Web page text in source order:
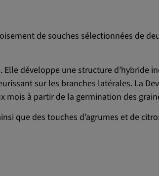
de souches sélectionnées de
développe une structure d’hybride
sur les branches latérales. La
mois à partir de la germination des
que des touches d’agrumes et de